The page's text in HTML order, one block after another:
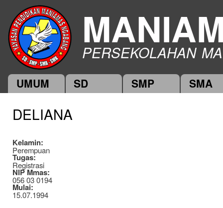
PERSEKOLAHAN
Main menu
UMUM SD SMP SMA
DELIANA
Kelamin:
Perempuan
Tugas:
Registrasi
NIP Mmas:
056 03 0194
Mulai:
15.07.1994